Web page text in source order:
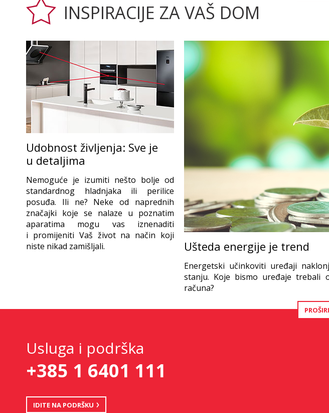
INSPIRACIJE ZA VAŠ DOM
Udobnost življenja: Sve je
u detaljima
Nemoguće je izumiti nešto bolje od
standardnog hladnjaka ili perilice
posuđa. Ili ne? Neke od naprednih
značajki koje se nalaze u poznatim
aparatima mogu vas iznenaditi
i promijeniti Vaš život na način koji
niste nikad zamišljali.
Ušteda energije je trend
Energetski učinkoviti uređaji
stanju. Koje bismo uređaje trebali
računa?
Usluga i podrška
+385 1 6401 111
IDITE NA PODRŠKU